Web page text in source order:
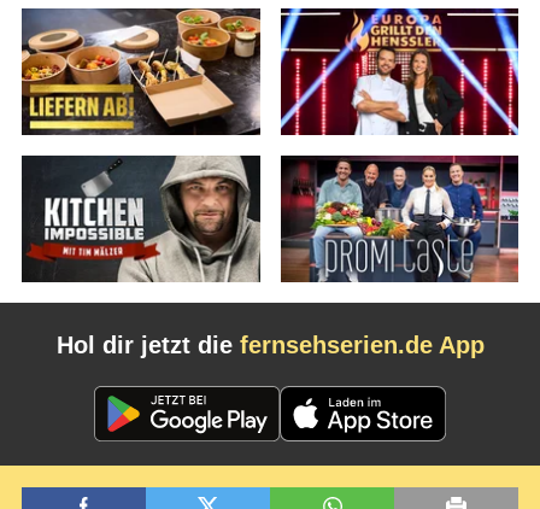
Hol dir jetzt die fernsehserien.de App